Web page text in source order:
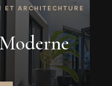
ET ARCHITECHTURE